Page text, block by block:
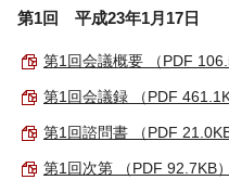
第1回 平成23年1月17日
第1回会議概要 （PDF
第1回会議録 （PDF
第1回諮問書 （PDF 21.0KB
第1回次第 （PDF 92.7KB）